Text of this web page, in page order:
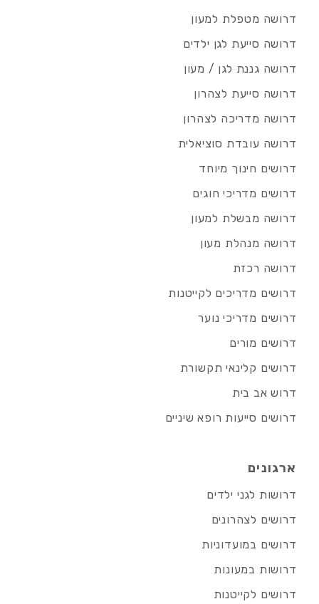
דרושה מטפלת למעון
דרושה סייעת לגן ילדים
דרושה גננת לגן / מעון
דרושה סייעת לצהרון
דרושה מדריכה לצהרון
דרושה עובדת סוציאלית
דרושים חינוך מיוחד
דרושים מדריכי חוגים
דרושה מבשלת למעון
דרושה מנהלת מעון
דרושה רכזת
דרושים מדריכים לקייטנות
דרושים מדריכי נוער
דרושים מורים
דרושים קלינאי תקשורת
דרוש אב בית
דרושים סייעות רופא שיניים
ארגונים
דרושות לגני ילדים
דרושים לצהרונים
דרושים במועדוניות
דרושות במעונות
דרושים לקייטנות